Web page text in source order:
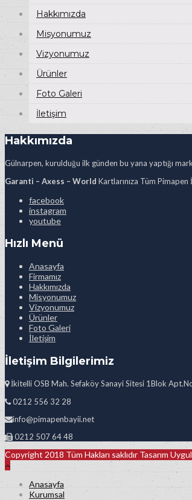
Hakkımızda
Misyonumuz
Vizyonumuz
Ürünler
Foto Galeri
İletişim
Hakkımızda
Gülnarpen, kurulduğu ilk günden bu yana yaptığı
Garanti – Axess – World Kartlarınıza Tüm
facebook
instagram
youtube
Hızlı Menü
Anasayfa
Firmamız
Hakkımızda
Misyonumuz
Vizyonumuz
Ürünler
Foto Galeri
İletişim
İletişim Bilgilerimiz
İkitelli OSB Mah. Sefaköy Sanayi Sitesi 1Blok
0212 556 32 28
info@pimapenbayii.net
0212 507 64 48
Copyright 2018 Tüm Hakları saklıdır Tasarım
Anasayfa
Kurumsal